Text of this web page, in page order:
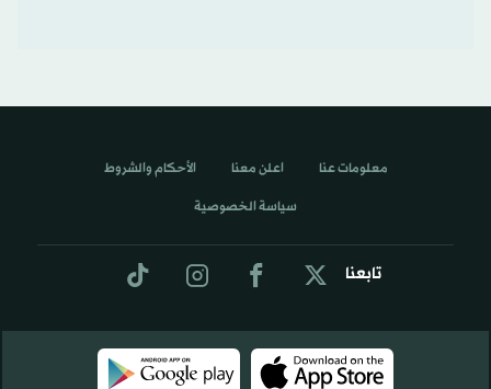
تابعنا
معلومات عنا اعلن معنا الأحكام والشروط
سياسة الخصوصية